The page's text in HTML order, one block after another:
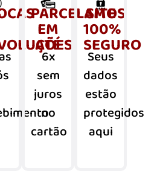
PARCELAMOS
EM
ATÉ
6x
sem
juros
no
cartão
SITE
100%
SEGURO
Seus
dados
estão
protegidos
aqui